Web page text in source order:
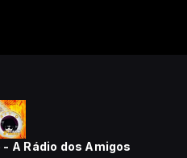
A Rádio dos Amigos